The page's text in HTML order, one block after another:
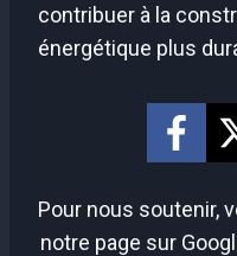
contribuer à la
énergétique plus
Pour nous soutenir,
notre page sur